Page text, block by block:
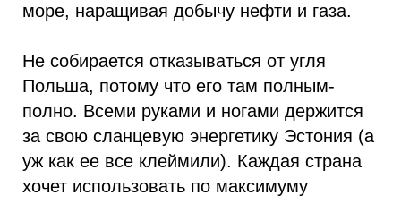
море, наращивая добычу нефти и газа.
Не собирается отказываться от угля
Польша, потому что его там полным-
полно. Всеми руками и ногами держится
за свою сланцевую энергетику Эстония (а
уж как ее все клеймили). Каждая страна
хочет использовать по максимуму